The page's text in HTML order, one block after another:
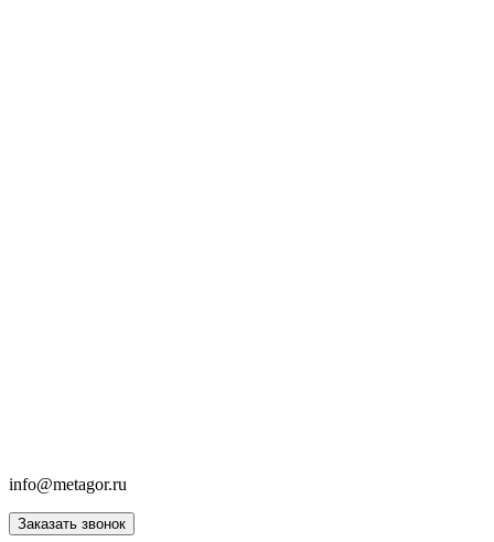
info@metagor.ru
Заказать звонок